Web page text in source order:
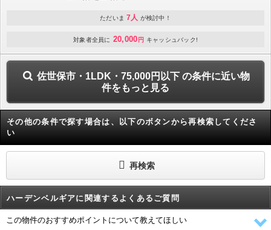
ただいま 7人 が検討中！
対象者全員に 20,000 円 キャッシュバック!
佐世保市・1LDK・75,000円以下 の条件に近い物
件をもっと見る
その他の条件で探す場合は、以下のボタンから再検索してくださ
い
再検索
ハーデンベルギアに関連するよくあるご質問
この物件のおすすめポイントについて教えてほしい